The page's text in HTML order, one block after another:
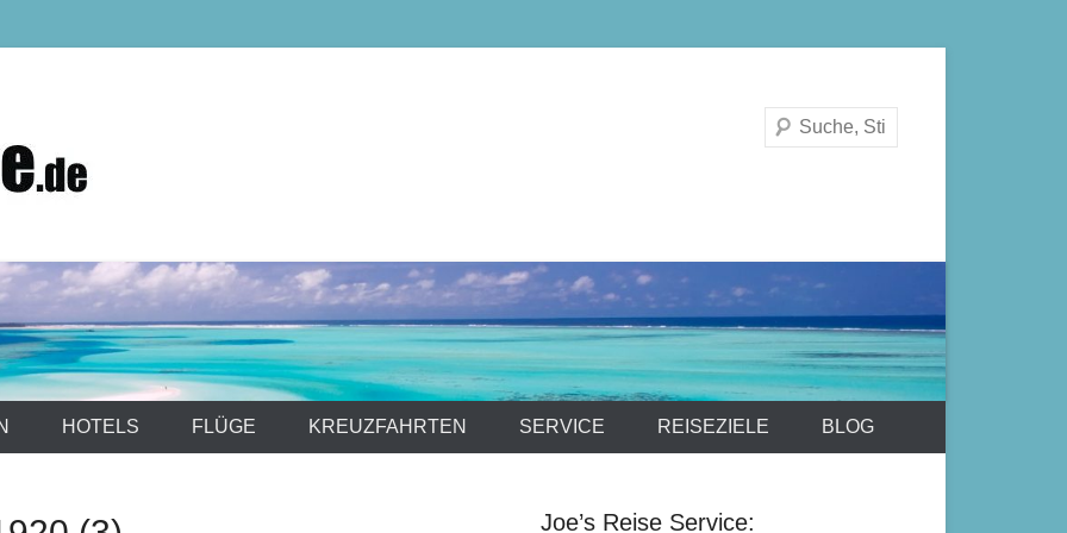
Suchen
HOTELS FLÜGE KREUZFAHRTEN SERVICE REISEZIELE BLOG
Joe’s Reise Service: